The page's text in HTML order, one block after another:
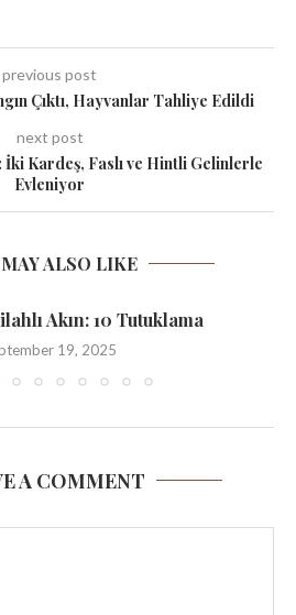
previous post
Çıktı, Hayvanlar Tahliye Edildi
next post
Kardeş, Faslı ve Hintli Gelinlerle
Evleniyor
ALSO LIKE
Akın: 10 Tutuklama
19, 2025
A COMMENT